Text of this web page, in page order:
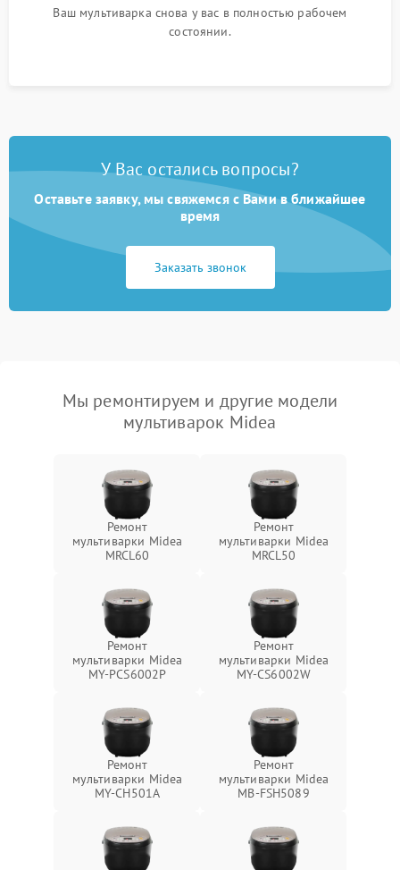
Ваш мультиварка снова у вас в полностью рабочем
состоянии.
У Вас остались вопросы?
Оставьте заявку, мы свяжемся с Вами в ближайшее
время
Заказать звонок
Мы ремонтируем и другие модели
мультиварок Midea
Ремонт
мультиварки Midea
MRCL60
Ремонт
мультиварки Midea
MRCL50
Ремонт
мультиварки Midea
MY-PCS6002P
Ремонт
мультиварки Midea
MY-CS6002W
Ремонт
мультиварки Midea
MY-CH501A
Ремонт
мультиварки Midea
MB-FSH5089